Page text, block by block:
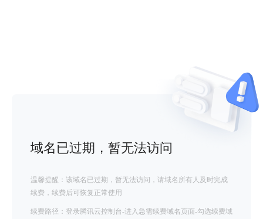
域名已过期，暂无法访问
温馨提醒：该域名已过期，暂无法访问，请域名所有人及时完成
续费，续费后可恢复正常使用
续费路径：登录腾讯云控制台-进入急需续费域名页面-勾选续费域